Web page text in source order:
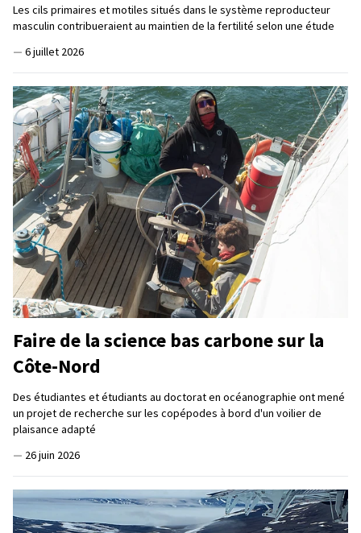
Les cils primaires et motiles situés dans le système reproducteur
masculin contribueraient au maintien de la fertilité selon une étude
— 6 juillet 2026
Faire de la science bas carbone sur la
Côte-Nord
Des étudiantes et étudiants au doctorat en océanographie ont mené
un projet de recherche sur les copépodes à bord d'un voilier de
plaisance adapté
— 26 juin 2026